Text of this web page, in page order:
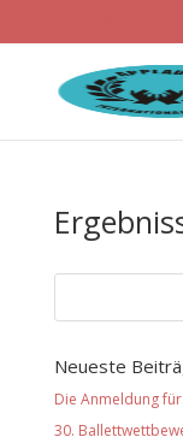
Neueste
Die Anmeldung
30.